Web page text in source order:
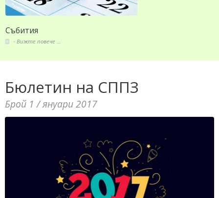
Събития
Вижте повече ...
Бюлетин на СППЗ
Брой 1 / януари 2017